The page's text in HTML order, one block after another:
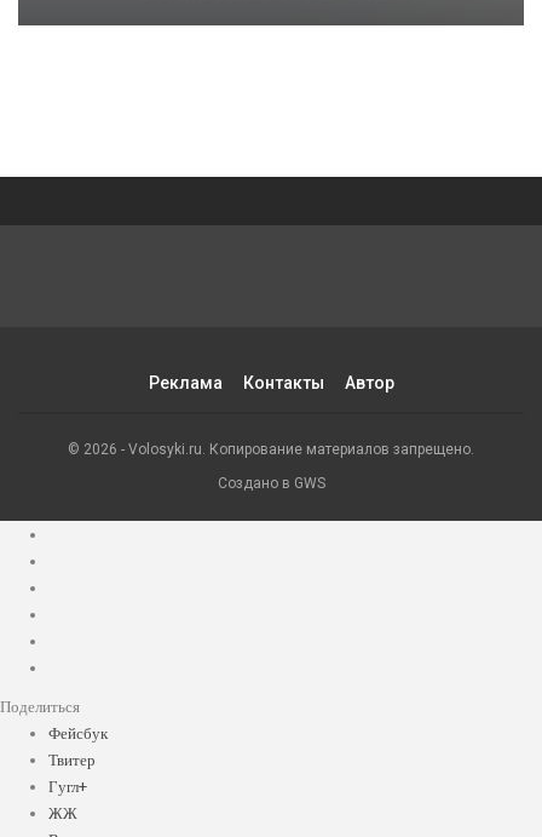
Реклама Контакты Автор
© 2026 - Volosyki.ru. Копирование материалов запрещено.
Создано в GWS
Поделиться
Фейсбук
Твитер
Гугл+
ЖЖ